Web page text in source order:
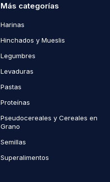
Más categorías
Harinas
Hinchados y Mueslis
Legumbres
Levaduras
Pastas
Proteínas
Pseudocereales y Cereales en
Grano
Semillas
Superalimentos